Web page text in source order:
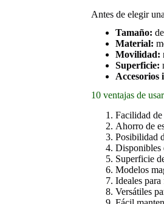
Antes de elegir
Tamaño:
Material:
Movilidad:
Superficie:
Accesorios
10 ventajas de
Facilidad
Ahorro de
Posibilidad
Disponibles
Superficie
Modelos
Ideales
Versátiles